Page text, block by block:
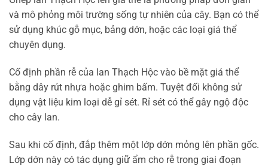
và mô phỏng môi trường sống tự nhiên của cây. Bạn có thể
sử dụng khúc gỗ mục, bảng dớn, hoặc các loại giá thể
chuyên dụng.
Cố định phần rễ của lan Thạch Hộc vào bề mặt giá thể
bằng dây rút nhựa hoặc ghim bấm. Tuyệt đối không sử
dụng vật liệu kim loại dễ gỉ sét. Rỉ sét có thể gây ngộ độc
cho cây lan.
Sau khi cố định, đắp thêm một lớp dớn mỏng lên phần gốc.
Lớp dớn này có tác dụng giữ ẩm cho rễ trong giai đoạn